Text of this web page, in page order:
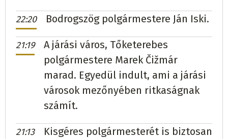
ÁgcsernyőMária SzivolicsSZÖVETSÉG155
(64,32%)
ÖrösJúlius Horváth SZÖVETSÉG 165(62,26%)
22:20 Bodrogszög polgármestere Ján Iski.
21:19
A járási város, Tőketerebes
polgármestere Marek Čižmár
marad. Egyedül indult, ami a járási
városok mezőnyében ritkaságnak
számít.
21:13
Kisgéres polgármesterét is biztosan